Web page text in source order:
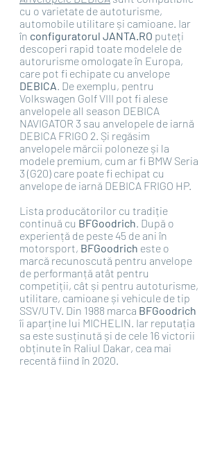
cu o varietate de autoturisme,
automobile utilitare și camioane. Iar
în configuratorul JANTA.RO puteți
descoperi rapid toate modelele de
autorurisme omologate în Europa,
care pot fi echipate cu anvelope
DEBICA. De exemplu, pentru
Volkswagen Golf VIII pot fi alese
anvelopele all season DEBICA
NAVIGATOR 3 sau anvelopele de iarnă
DEBICA FRIGO 2. Și regăsim
anvelopele mărcii poloneze și la
modele premium, cum ar fi BMW Seria
3 (G20) care poate fi echipat cu
anvelope de iarnă DEBICA FRIGO HP.
Lista producătorilor cu tradiție
continuă cu BFGoodrich. După o
experiență de peste 45 de ani în
motorsport, BFGoodrich este o
marcă recunoscută pentru anvelope
de performanță atât pentru
competiții, cât și pentru autoturisme,
utilitare, camioane și vehicule de tip
SSV/UTV. Din 1988 marca BFGoodrich
îi aparține lui MICHELIN. Iar reputația
sa este susținută și de cele 16 victorii
obținute în Raliul Dakar, cea mai
recentă fiind în 2020.